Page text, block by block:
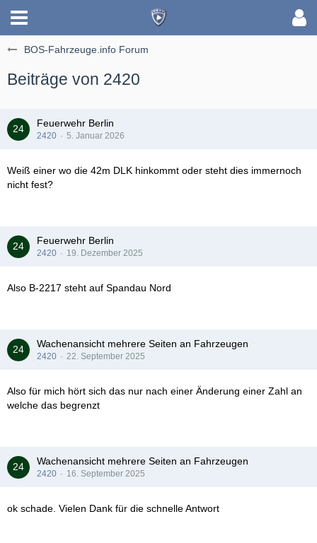
BOS-Fahrzeuge.info Forum
Beiträge von 2420
Feuerwehr Berlin
2420 5. Januar 2026
Weiß einer wo die 42m DLK hinkommt oder steht dies immernoch
nicht fest?
Feuerwehr Berlin
2420 19. Dezember 2025
Also B-2217 steht auf Spandau Nord
Wachenansicht mehrere Seiten an Fahrzeugen
2420 22. September 2025
Also für mich hört sich das nur nach einer Änderung einer Zahl an
welche das begrenzt
Wachenansicht mehrere Seiten an Fahrzeugen
2420 16. September 2025
ok schade. Vielen Dank für die schnelle Antwort